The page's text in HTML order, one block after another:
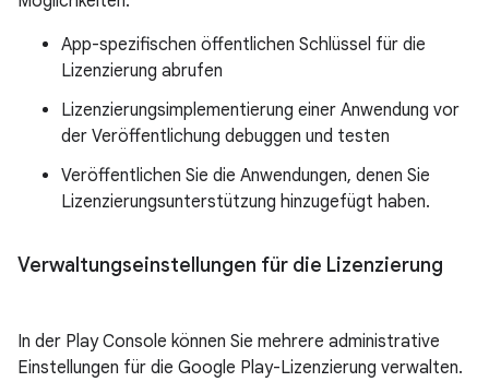
App-spezifischen öffentlichen Schlüssel für die
Lizenzierung abrufen
Lizenzierungsimplementierung einer Anwendung vor
der Veröffentlichung debuggen und testen
Veröffentlichen Sie die Anwendungen, denen Sie
Lizenzierungsunterstützung hinzugefügt haben.
Verwaltungseinstellungen für die Lizenzierung
In der Play Console können Sie mehrere administrative
Einstellungen für die Google Play-Lizenzierung verwalten.